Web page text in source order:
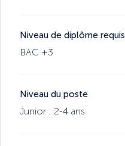
Niveau de diplôme requis
BAC +3
Niveau du poste
Junior : 2-4 ans